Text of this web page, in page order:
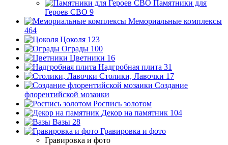
Памятники для
Героев СВО 9
Мемориальные комплексы
464
Цоколя 123
Ограды 100
Цветники 16
Надгробная плита 31
Столики, Лавочки 17
Создание
флорентийской мозаики
Роспись золотом
Декор на памятник 104
Вазы 28
Гравировка и фото
Гравировка и фото